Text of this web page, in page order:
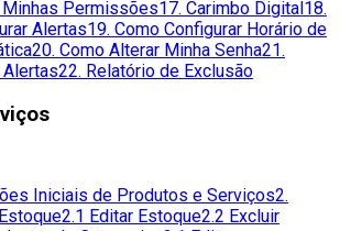
Minhas Permissões17. Carimbo Digital18.
Alertas19. Como Configurar Horário de
20. Como Alterar Minha Senha21.
22. Relatório de Exclusão
Iniciais de Produtos e Serviços2.
2.1 Editar Estoque2.2 Excluir